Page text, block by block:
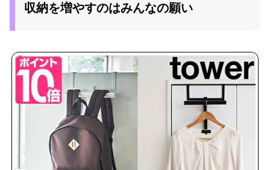
収納を増やすのはみんなの願い